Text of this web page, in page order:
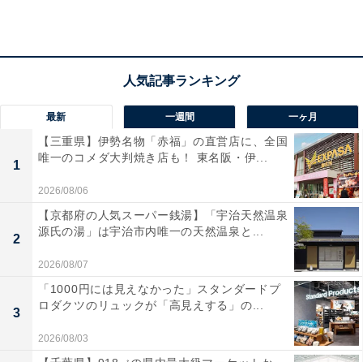
麦わら帽子のハローキティ キャンバス風ランチトート（画像出典：
Amazon）
最新 一週間 一ヶ月
1
【三重県】伊勢名物「赤福」の直営店に、全国
唯一のコメダ大判焼き店も！ 東名阪・伊...
2026/08/06
2
【京都府の人気スーパー銭湯】「宇治天然温泉
源氏の湯」は宇治市内唯一の天然温泉と...
2026/08/07
3
「1000円には見えなかった」スタンダードプ
ロダクツのリュックが「高見えする」の...
2026/08/03